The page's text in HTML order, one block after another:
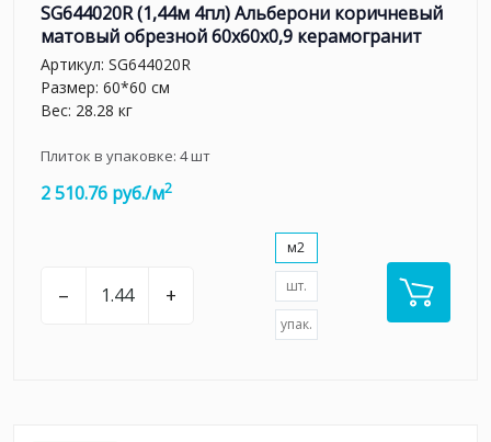
SG644020R (1,44м 4пл) Альберони коричневый
матовый обрезной 60x60x0,9 керамогранит
Артикул: SG644020R
Размер: 60*60 см
Вес: 28.28 кг
Плиток в упаковке: 4шт
2 510.76 руб./м2
– +
м2
шт.
упак.